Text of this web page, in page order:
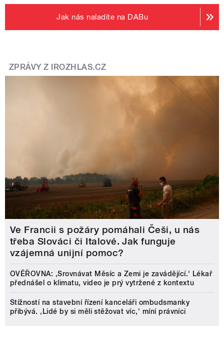
Jak nás naladíte na DABu
ZPRÁVY Z IROZHLAS.CZ
Ve Francii s požáry pomáhali Češi, u nás
třeba Slováci či Italové. Jak funguje
vzájemná unijní pomoc?
OVĚŘOVNA: ‚Srovnávat Měsíc a Zemi je zavádějící.‘ Lékař
přednášel o klimatu, video je prý vytržené z kontextu
Stížností na stavební řízení kanceláři ombudsmanky
přibývá. ‚Lidé by si měli stěžovat víc,‘ míní právníci